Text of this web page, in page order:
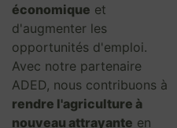
économique et
d'augmenter les
opportunités d'emploi.
Avec notre partenaire
ADED, nous contribuons à
rendre l'agriculture à
nouveau attrayante en